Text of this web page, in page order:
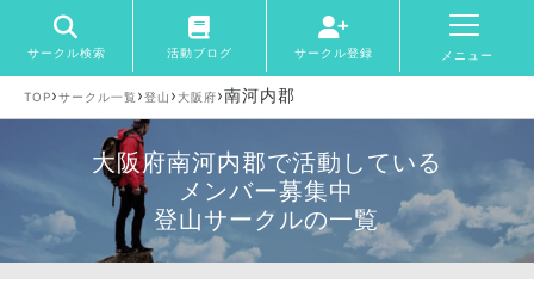
サークル検索 活動ブログ サークル登録 メニュー
TOP›サークル一覧 ›登山 › 大阪府›南河内郡
大阪府南河内郡で活動している
メンバー募集中
登山サークルの一覧